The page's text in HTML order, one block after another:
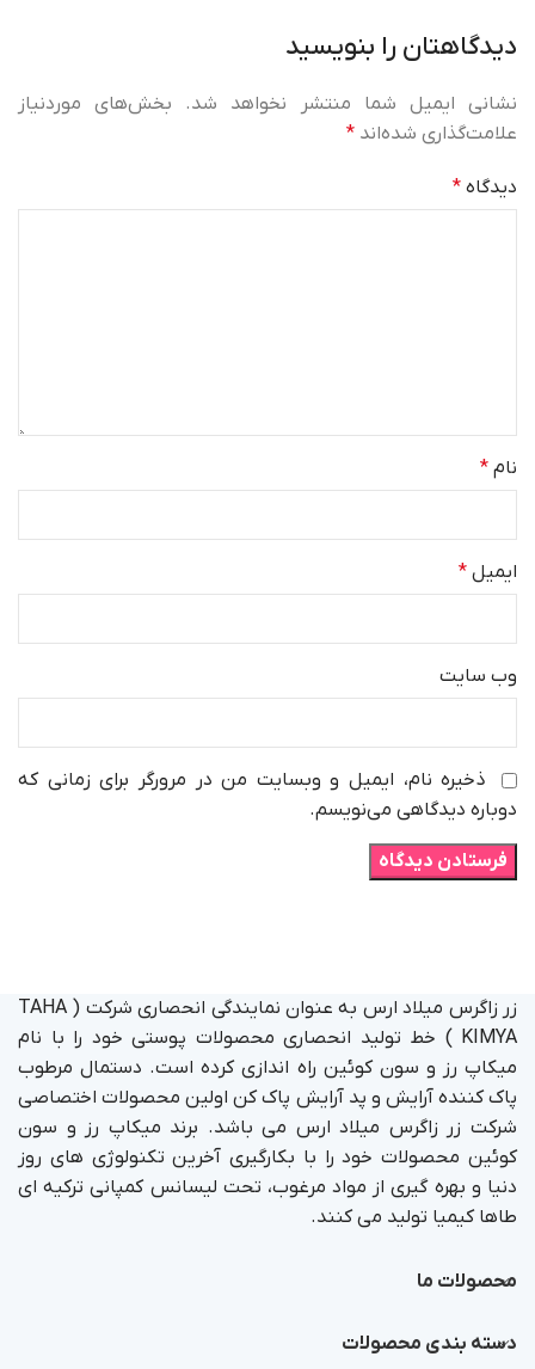
دیدگاهتان را بنویسید
نشانی ایمیل شما منتشر نخواهد شد.
بخش‌های موردنیاز
علامت‌گذاری شده‌اند *
دیدگاه *
نام *
ایمیل *
وب‌ سایت
ذخیره نام، ایمیل و وبسایت من در مرورگر برای زمانی که
دوباره دیدگاهی می‌نویسم.
زر زاگرس میلاد ارس به عنوان نمایندگی انحصاری شرکت ( TAHA
KIMYA ) خط تولید انحصاری محصولات پوستی خود را با نام
میکاپ رز و سون کوئین راه اندازی کرده است. دستمال مرطوب
پاک کننده آرایش و پد آرایش پاک کن اولین محصولات اختصاصی
شرکت زر زاگرس میلاد ارس می باشد. برند میکاپ رز و سون
کوئین محصولات خود را با بکارگیری آخرین تکنولوژی های روز
دنیا و بهره گیری از مواد مرغوب، تحت لیسانس کمپانی ترکیه ای
طاها کیمیا تولید می کنند.
محصولات ما
دسته بندی محصولات